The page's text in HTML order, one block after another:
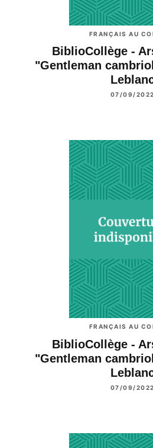
FRANÇAIS AU
BiblioCollège -
"Gentleman
07/09/2022
FRANÇAIS AU
BiblioCollège -
"Gentleman
07/09/2022